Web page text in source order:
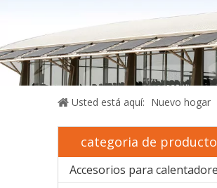
Usted está aquí: Nuevo hogar
categoria de producto